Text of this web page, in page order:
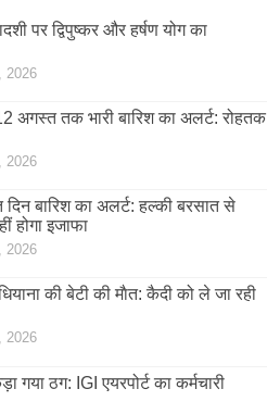
पर द्विपुष्कर और हर्षण योग का
2026
अगस्त तक भारी बारिश का अलर्ट: रोहतक
2026
दिन बारिश का अलर्ट: हल्की बरसात से
होगा इजाफा
2026
की बेटी की माैत: कैदी को ले जा रही
2026
गया ठग: IGI एयरपोर्ट का कर्मचारी